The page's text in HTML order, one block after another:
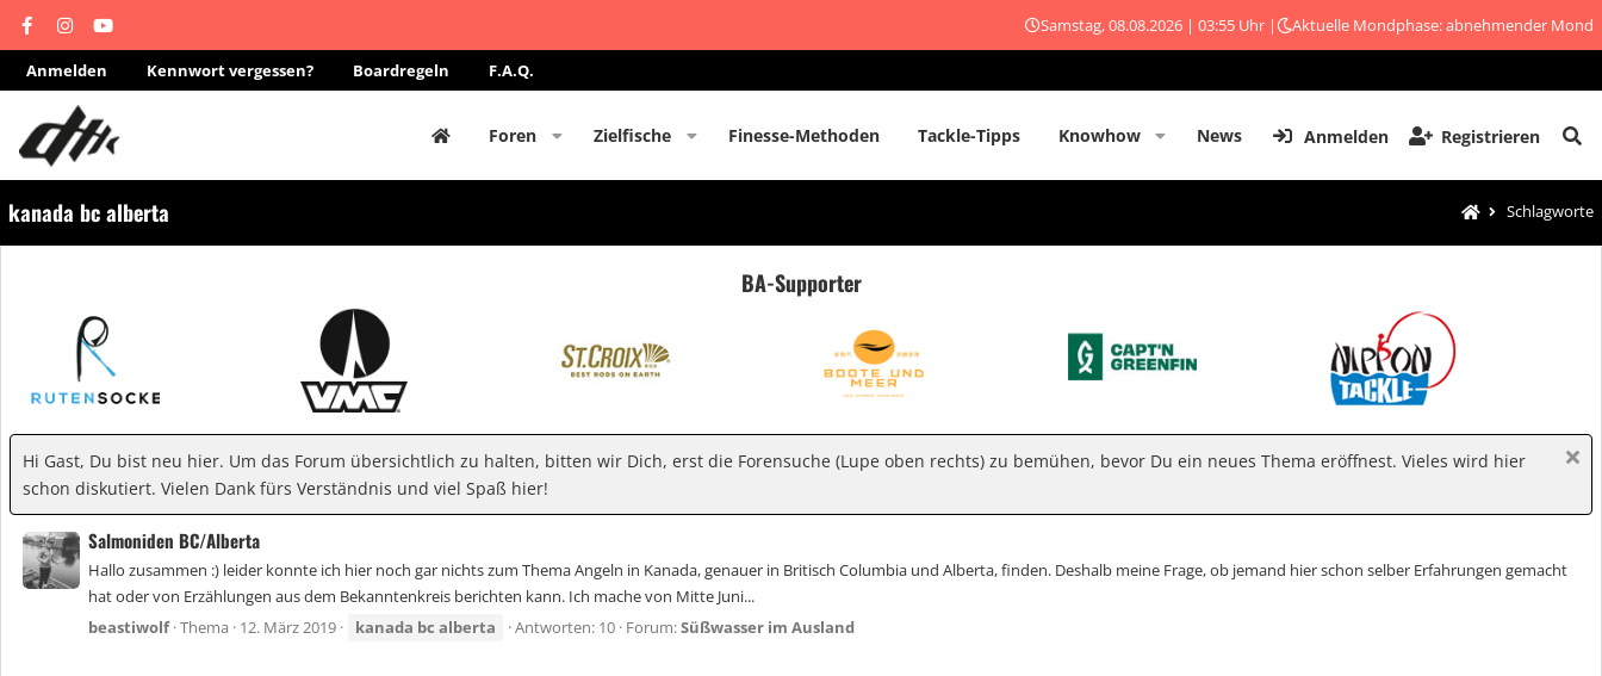
Samstag, 08.08.2026 | 03:55 Uhr | Aktuelle Mondphase: abnehmender Mond
Anmelden Kennwort vergessen? Boardregeln F.A.Q.
Foren Zielfische Finesse-Methoden Tackle-Tipps Knowhow News Anmelden Registrieren
kanada bc alberta Schlagworte
BA-Supporter
Hi Gast, Du bist neu hier. Um das Forum übersichtlich zu halten, bitten wir Dich, erst die Forensuche (Lupe oben rechts) zu bemühen, bevor Du ein neues Thema eröffnest. Vieles wird hier
schon diskutiert. Vielen Dank fürs Verständnis und viel Spaß hier!
Salmoniden BC/Alberta
Hallo zusammen :) leider konnte ich hier noch gar nichts zum Thema Angeln in Kanada, genauer in Britisch Columbia und Alberta, finden. Deshalb meine Frage, ob jemand hier schon selber Erfahrungen gemacht
hat oder von Erzählungen aus dem Bekanntenkreis berichten kann. Ich mache von Mitte Juni...
beastiwolf Thema 12. März 2019 kanada bc alberta Antworten: 10 Forum:Süßwasser im Ausland